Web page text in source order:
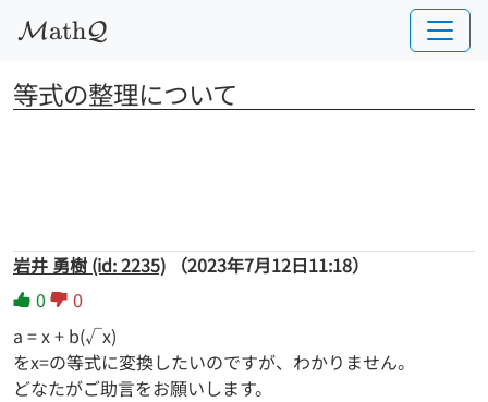
MathQ
等式の整理について
岩井 勇樹 (id: 2235)
（2023年7月12日11:18）
0
0
a = x + b(√x)
をx=の等式に変換したいのですが、わかりません。
どなたがご助言をお願いします。